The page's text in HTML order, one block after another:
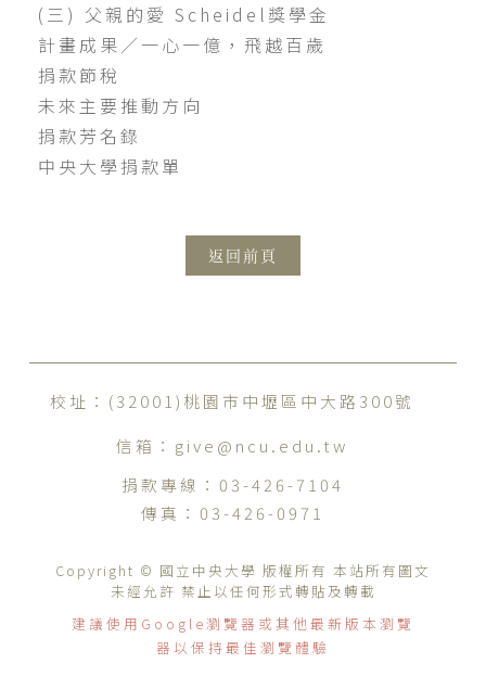
(三) 父親的愛 Scheidel獎學金
計畫成果／一心一億，飛越百歲
捐款節稅
未來主要推動方向
捐款芳名錄
中央大學捐款單
返回前頁
校址：(32001)桃園市中壢區中大路300號
信箱： give@ncu.edu.tw
捐款專線： 03-426-7104
傳真： 03-426-0971
Copyright © 國立中央大學 版權所有 本站所有圖文
未經允許 禁止以任何形式轉貼及轉載
建議使用Google瀏覽器或其他最新版本瀏覽
器以保持最佳瀏覽體驗